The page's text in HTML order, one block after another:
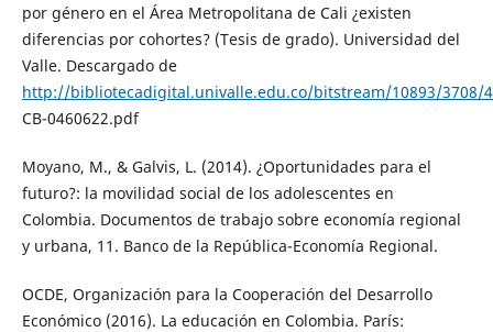
por género en el Área Metropolitana de Cali ¿existen
diferencias por cohortes? (Tesis de grado). Universidad del
Valle. Descargado de
http://bibliotecadigital.univalle.edu.co/bitstream/10893/3708/
CB-0460622.pdf
Moyano, M., & Galvis, L. (2014). ¿Oportunidades para el
futuro?: la movilidad social de los adolescentes en
Colombia. Documentos de trabajo sobre economía regional
y urbana, 11. Banco de la República-Economía Regional.
OCDE, Organización para la Cooperación del Desarrollo
Económico (2016). La educación en Colombia. París: